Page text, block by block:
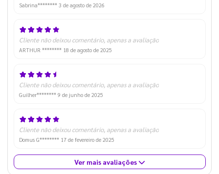
Sabrina******** 3 de agosto de 2026
Cliente não deixou comentário, apenas a avaliação
ARTHUR ******** 18 de agosto de 2025
Cliente não deixou comentário, apenas a avaliação
Guilher******** 9 de junho de 2025
Cliente não deixou comentário, apenas a avaliação
Domus G******** 17 de fevereiro de 2025
Ver mais avaliações